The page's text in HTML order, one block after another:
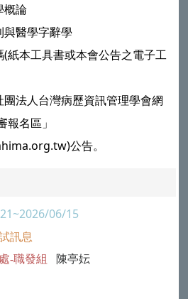
概論
與醫學字辭學
(紙本工具書或本會公告之電子工
法人台灣病歷資訊管理學會網
報名區」
公告。
06/15
訊息
-職發組 陳亭妘